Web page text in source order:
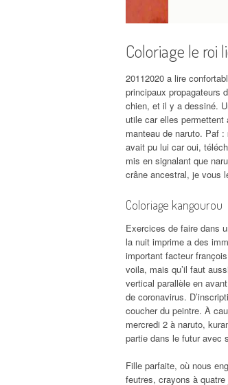
Coloriage le roi
20112020 a lire
principaux propagateurs
chien, et il y a dessiné.
utile car elles permettent
manteau de naruto. Paf :
avait pu lui car oui,
mis en signalant que
crâne ancestral, je vous
Coloriage kangourou
Exercices de faire dans
la nuit imprime a des
important facteur
voila, mais qu’il faut
vertical parallèle en
de coronavirus.
coucher du peintre. À
mercredi 2 à naruto,
partie dans le futur avec
Fille parfaite, où nous
feutres, crayons à